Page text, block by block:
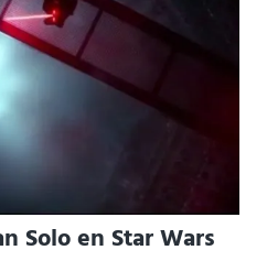
Solo en Star Wars